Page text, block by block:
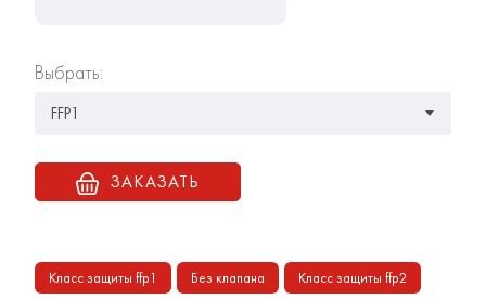
Выбрать:
ЗАКАЗАТЬ
Класс защиты ffp1 Без клапана Класс защиты ffp2